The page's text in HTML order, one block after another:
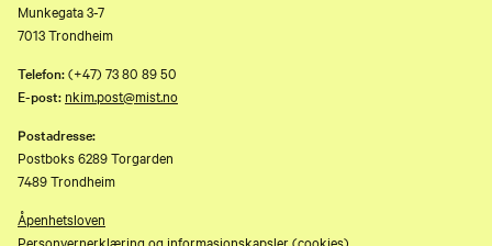
Munkegata 3-7
7013 Trondheim
Telefon:(+47) 73 80 89 50
E-post: nkim.post@mist.no
Postadresse:
Postboks 6289 Torgarden
7489 Trondheim
Åpenhetsloven
Personvernerklæring og informasjonskapsler (cookies)